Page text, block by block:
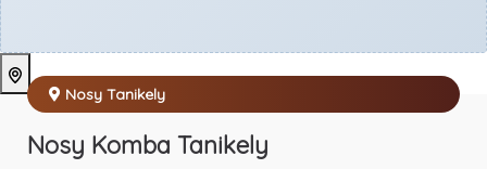
Nosy Tanikely
Nosy Komba Tanikely